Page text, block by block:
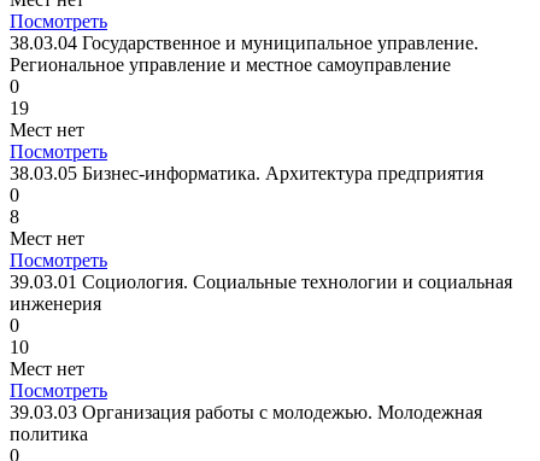
Посмотреть
38.03.04 Государственное и муниципальное управление.
Региональное управление и местное самоуправление
0
19
Мест нет
Посмотреть
38.03.05 Бизнес-информатика. Архитектура предприятия
0
8
Мест нет
Посмотреть
39.03.01 Социология. Социальные технологии и социальная
инженерия
0
10
Мест нет
Посмотреть
39.03.03 Организация работы с молодежью. Молодежная
политика
0